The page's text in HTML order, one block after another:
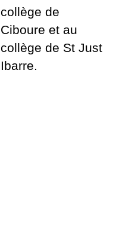
collège de
Ciboure et au
collège de St Just
Ibarre.